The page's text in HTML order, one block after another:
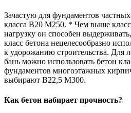
Зачастую для фундаментов
класса В20 М250. * Чем выше
нагрузку он способен
класс бетона нецелесообразно
к удорожанию строительства. Для
бань можно использовать бетон
фундаментов многоэтажных
выбирают В22,5 М300.
Как бетон набирает прочность?